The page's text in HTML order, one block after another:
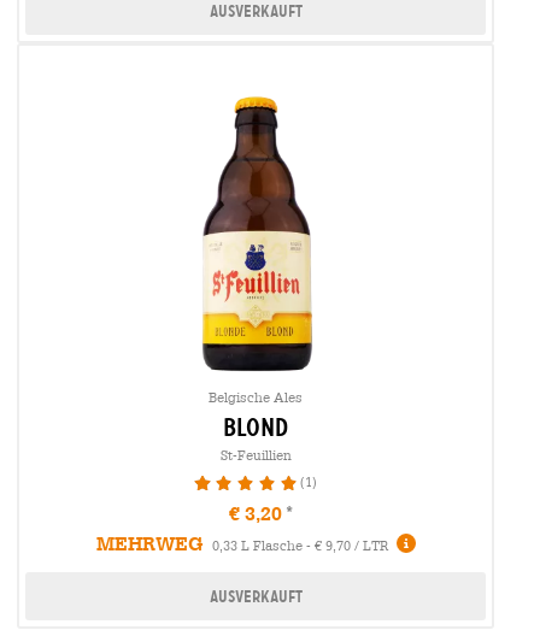
Ausverkauft
Belgische Ales
blond
St-Feuillien
100% (1)
€ 3,20
MEHRWEG
0,33 L Flasche - € 9,70 / LTR
Ausverkauft